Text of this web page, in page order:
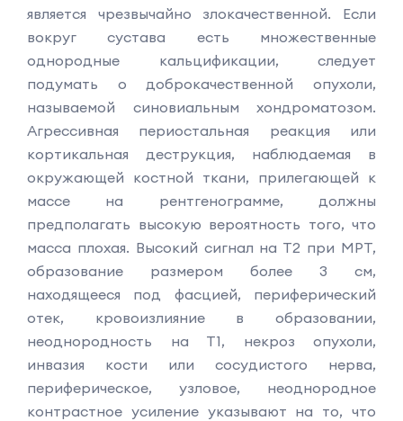
является чрезвычайно злокачественной. Если
вокруг сустава есть множественные
однородные кальцификации, следует
подумать о доброкачественной опухоли,
называемой синовиальным хондроматозом.
Агрессивная периостальная реакция или
кортикальная деструкция, наблюдаемая в
окружающей костной ткани, прилегающей к
массе на рентгенограмме, должны
предполагать высокую вероятность того, что
масса плохая. Высокий сигнал на Т2 при МРТ,
образование размером более 3 см,
находящееся под фасцией, периферический
отек, кровоизлияние в образовании,
неоднородность на Т1, некроз опухоли,
инвазия кости или сосудистого нерва,
периферическое, узловое, неоднородное
контрастное усиление указывают на то, что